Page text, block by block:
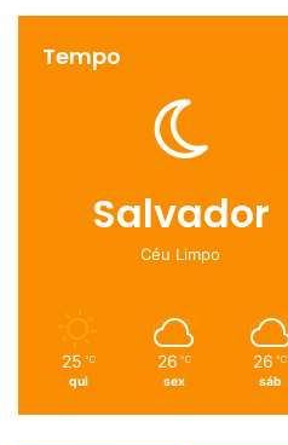
Tempo
Salvador
Céu Limpo
25 ℃
qui
26 ℃
sex
26 ℃
sáb